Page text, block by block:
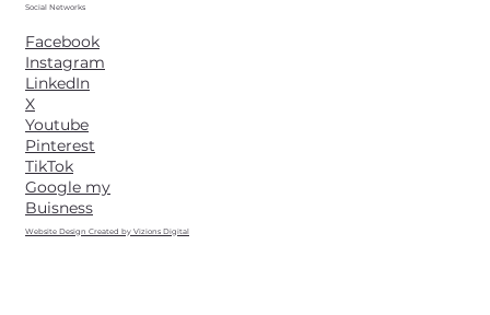
Social Networks
Facebook
Instagram
LinkedIn
X
Youtube
Pinterest
TikTok
Google my
Buisness
Website Design Created by Vizions Digital